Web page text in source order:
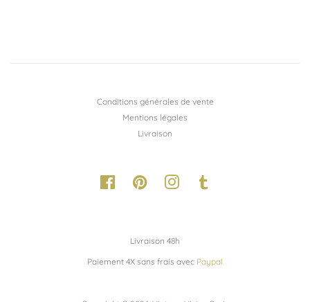
Conditions générales de vente
Mentions légales
Livraison
FacebookPinterestInstagram
Livraison 48h
Paiement 4X sans frais avec Paypal